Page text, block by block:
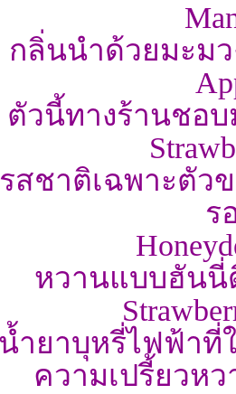
กลิ่นนำด้วยมะม
ตัวนี้ทางร้านชอ
รสชาติเฉพาะตัวข
ร
หวานแบบฮันนี่
น้ำยาบุหรี่ไฟฟ้าที่
ความเปรี้ยวห